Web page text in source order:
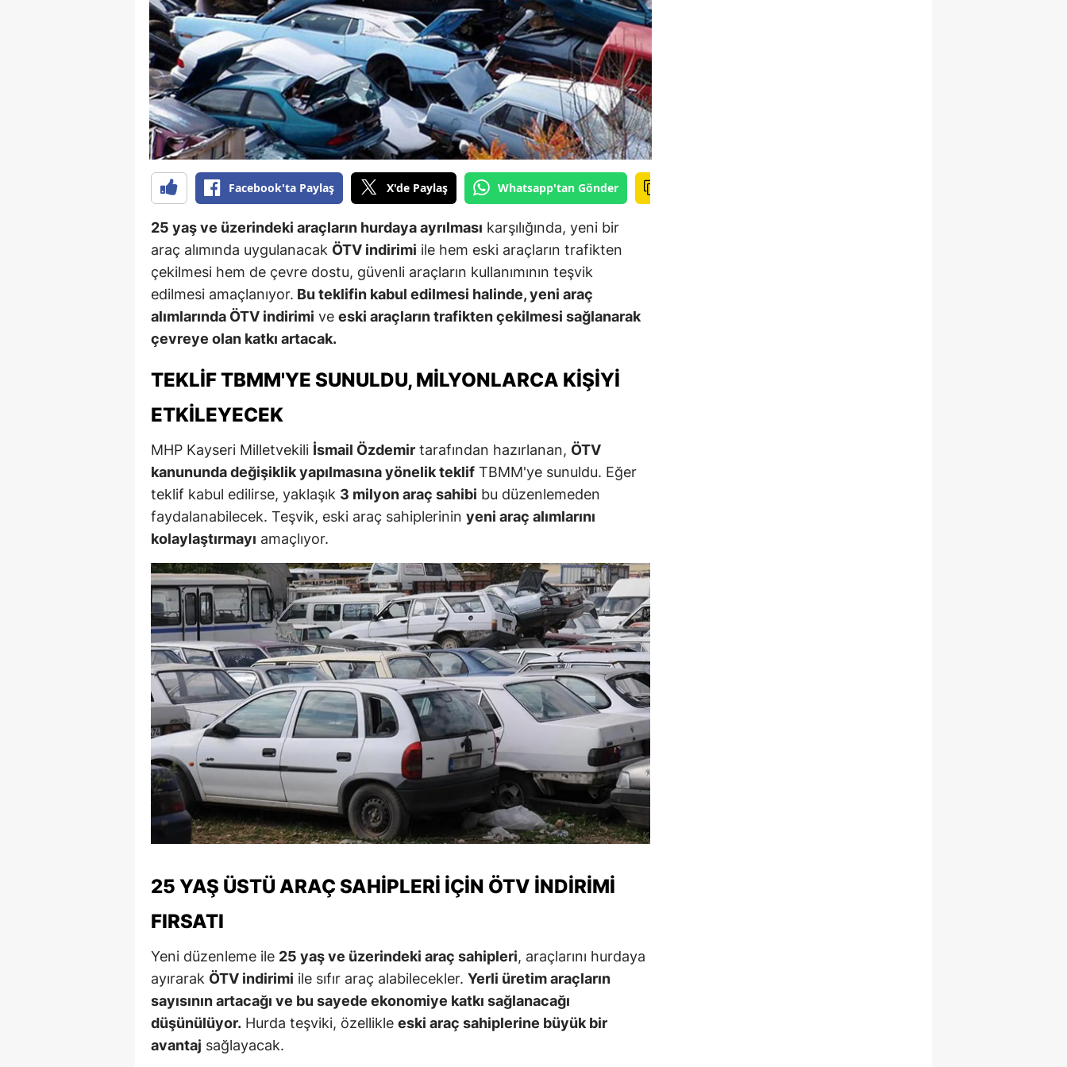
Bilecik
Bingöl
Bitlis
Bolu
Burdur
Bursa
Çankırı
Çorum
Denizli
Edirne
Erzincan
Erzurum
Eskişehir
Giresun
Gümüşhane
Hakkari
Hatay
Isparta
Mersin
İstanbul
İzmir
Kars
Kayseri
Kırşehir
Kocaeli
Konya
Facebook'ta Paylaş X'de Paylaş Whatsapp'tan Gönder
25 yaş ve üzerindeki araçların hurdaya ayrılması karşılığında, yeni bir
araç alımında uygulanacak ÖTV indirimi ile hem eski araçların trafikten
çekilmesi hem de çevre dostu, güvenli araçların kullanımının teşvik
edilmesi amaçlanıyor. Bu teklifin kabul edilmesi halinde, yeni araç
alımlarında ÖTV indirimi ve eski araçların trafikten çekilmesi sağlanarak
çevreye olan katkı artacak.
TEKLIF TBMM'YE SUNULDU, MILYONLARCA KIŞIYI
ETKILEYECEK
MHP Kayseri Milletvekili İsmail Özdemir tarafından hazırlanan, ÖTV
kanununda değişiklik yapılmasına yönelik teklif TBMM'ye sunuldu. Eğer
teklif kabul edilirse, yaklaşık 3 milyon araç sahibi bu düzenlemeden
faydalanabilecek. Teşvik, eski araç sahiplerinin yeni araç alımlarını
kolaylaştırmayı amaçlıyor.
25 YAŞ ÜSTÜ ARAÇ SAHIPLERI İÇIN ÖTV İNDIRIMI
FIRSATI
Yeni düzenleme ile 25 yaş ve üzerindeki araç sahipleri, araçlarını hurdaya
ayırarak ÖTV indirimi ile sıfır araç alabilecekler. Yerli üretim araçların
sayısının artacağı ve bu sayede ekonomiye katkı sağlanacağı
düşünülüyor. Hurda teşviki, özellikle eski araç sahiplerine büyük bir
avantaj sağlayacak.